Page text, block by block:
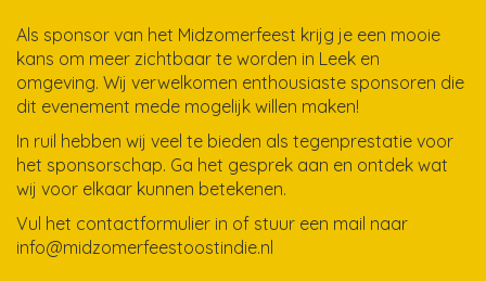
Als sponsor van het Midzomerfeest krijg je een mooie
kans om meer zichtbaar te worden in Leek en
omgeving. Wij verwelkomen enthousiaste sponsoren die
dit evenement mede mogelijk willen maken!
In ruil hebben wij veel te bieden als tegenprestatie voor
het sponsorschap. Ga het gesprek aan en ontdek wat
wij voor elkaar kunnen betekenen.
Vul het contactformulier in of stuur een mail naar
info@midzomerfeestoostindie.nl